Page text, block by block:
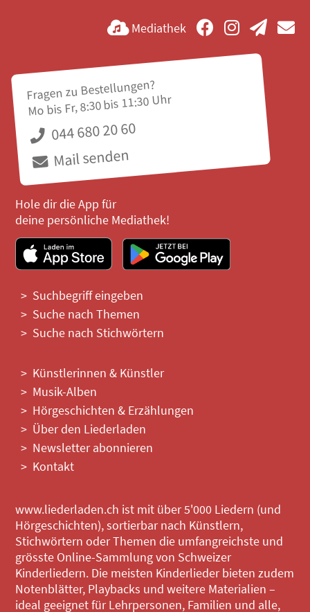
Mediathek
Fragen zu Bestellungen?
Mo bis Fr, 8:30 bis 11:30 Uhr
044 680 20 60
Mail senden
Hole dir die App für
deine persönliche Mediathek!
Suchbegriff eingeben
Suche nach Themen
Suche nach Stichwörtern
Künstlerinnen & Künstler
Musik-Alben
Hörgeschichten & Erzählungen
Über den Liederladen
Newsletter abonnieren
Kontakt
www.liederladen.ch ist mit über 5'000 Liedern (und
Hörgeschichten), sortierbar nach Künstlern,
Stichwörtern oder Themen die umfangreichste und
grösste Online-Sammlung von Schweizer
Kinderliedern. Die meisten Kinderlieder bieten zudem
Notenblätter, Playbacks und weitere Materialien –
ideal geeignet für Lehrpersonen, Familien und alle,